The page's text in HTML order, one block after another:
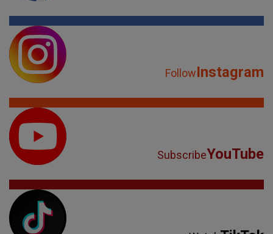
FollowInstagram
SubscribeYouTube